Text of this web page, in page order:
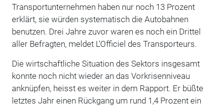
Transportunternehmen haben nur noch 13 Prozent
erklärt, sie würden systematisch die Autobahnen
benutzen. Drei Jahre zuvor waren es noch ein Drittel
aller Befragten, meldet L'Officiel des Transporteurs.
Die wirtschaftliche Situation des Sektors insgesamt
konnte noch nicht wieder an das Vorkrisenniveau
anknüpfen, heisst es weiter in dem Rapport. Er büßte
letztes Jahr einen Rückgang um rund 1,4 Prozent ein